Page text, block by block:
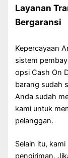
Layanan
Bergaransi
Kepercayaan
sistem
opsi Cash On
barang sudah
Anda sudah
kami untuk
pelanggan.
Selain itu,
pengiriman.